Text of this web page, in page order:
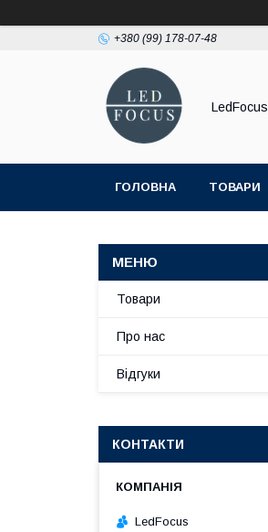
+380 (99) 178-07-48
LedFocus
ГОЛОВНА ТОВАРИ
Товари
Про нас
Відгуки
КОНТАКТИ
LedFocus